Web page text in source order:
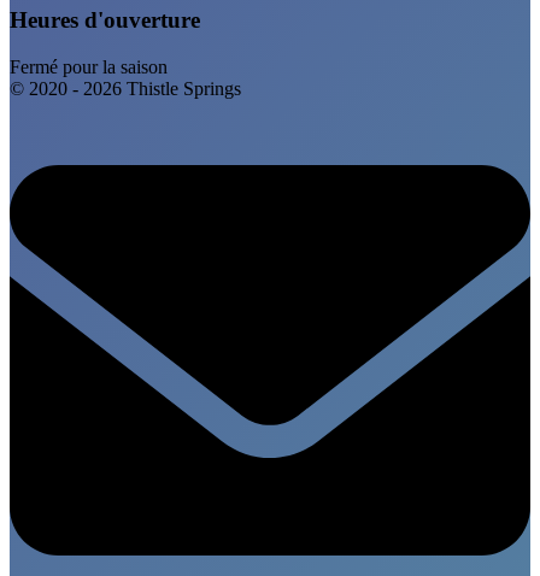
Heures d'ouverture
Fermé pour la saison
© 2020 - 2026 Thistle Springs